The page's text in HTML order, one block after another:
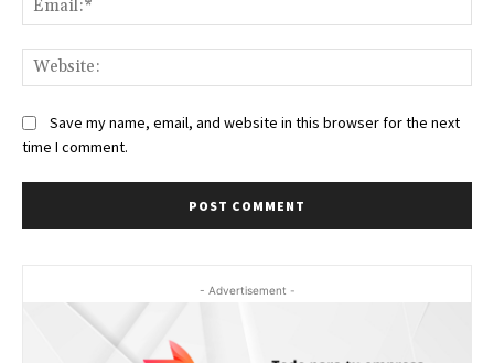
Save my name, email, and website in this browser for the next
time I comment.
- Advertisement -